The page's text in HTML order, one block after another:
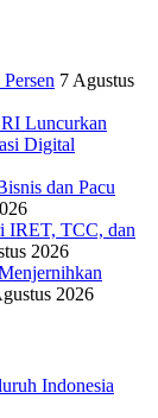
7 Agustus
Luncurkan
Digital
dan Pacu
IRET, TCC, dan
2026
2026